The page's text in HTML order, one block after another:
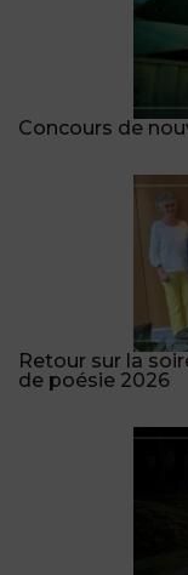
Concours de
Retour sur la
de poésie 2026